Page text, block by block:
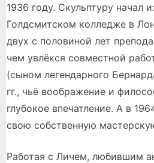
1936 году. Скульптуру начал
Голдсмитском колледже в
двух с половиной лет
чем увлёкся совместной
(сыном легендарного
гг., чьё воображение и
глубокое впечатление. А в
свою собственную
Работая с Личем, любившим